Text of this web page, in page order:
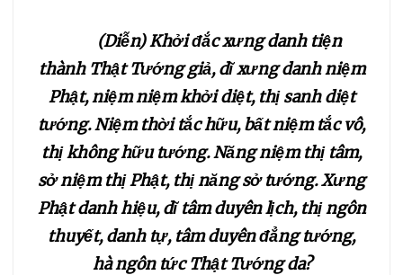
(Diễn) Khởi đắc xưng danh tiện
thành Thật Tướng giả, dĩ xưng danh niệm
Phật, niệm niệm khởi diệt, thị sanh diệt
tướng. Niệm thời tắc hữu, bất niệm tắc vô,
thị không hữu tướng. Năng niệm thị tâm,
sở niệm thị Phật, thị năng sở tướng. Xưng
Phật danh hiệu, dĩ tâm duyên lịch, thị ngôn
thuyết, danh tự, tâm duyên đẳng tướng,
hà ngôn tức Thật Tướng da?